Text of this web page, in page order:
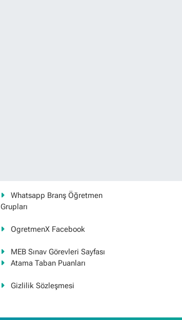
Whatsapp Branş Öğretmen
Grupları
OgretmenX Facebook
MEB Sınav Görevleri Sayfası
Atama Taban Puanları
Gizlilik Sözleşmesi